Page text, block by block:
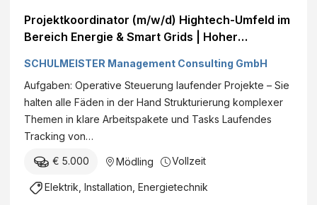
Projektkoordinator (m/w/d) Hightech-Umfeld im
Bereich Energie & Smart Grids | Hoher
Tagesgeschäft | internationale Projekte Bezirk
Mödling Vollzeit 70.000 € +
SCHULMEISTER Management Consulting GmbH
Aufgaben: Operative Steuerung laufender Projekte – Sie
halten alle Fäden in der Hand Strukturierung komplexer
Themen in klare Arbeitspakete und Tasks Laufendes
Tracking von…
€ 5.000 Mödling Vollzeit
Elektrik, Installation, Energietechnik